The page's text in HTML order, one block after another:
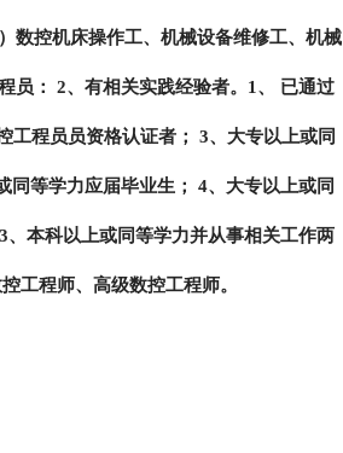
数控机床操作工、机械设备维修工、机械
员： 2、有相关实践经验者。 1、 已通过
工程员员资格认证者； 3、大专以上或同
同等学力应届毕业生； 4、大专以上或同
3、本科以上或同等学力并从事相关工作两
工程师、高级数控工程师。